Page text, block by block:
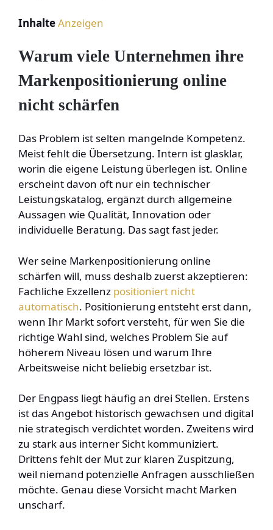
InhalteAnzeigen
Warum viele Unternehmen ihre
Markenpositionierung online
nicht schärfen
Das Problem ist selten mangelnde Kompetenz.
Meist fehlt die Übersetzung. Intern ist glasklar,
worin die eigene Leistung überlegen ist. Online
erscheint davon oft nur ein technischer
Leistungskatalog, ergänzt durch allgemeine
Aussagen wie Qualität, Innovation oder
individuelle Beratung. Das sagt fast jeder.
Wer seine Markenpositionierung online
schärfen will, muss deshalb zuerst akzeptieren:
Fachliche Exzellenz positioniert nicht
automatisch. Positionierung entsteht erst dann,
wenn Ihr Markt sofort versteht, für wen Sie die
richtige Wahl sind, welches Problem Sie auf
höherem Niveau lösen und warum Ihre
Arbeitsweise nicht beliebig ersetzbar ist.
Der Engpass liegt häufig an drei Stellen. Erstens
ist das Angebot historisch gewachsen und digital
nie strategisch verdichtet worden. Zweitens wird
zu stark aus interner Sicht kommuniziert.
Drittens fehlt der Mut zur klaren Zuspitzung,
weil niemand potenzielle Anfragen ausschließen
möchte. Genau diese Vorsicht macht Marken
unscharf.